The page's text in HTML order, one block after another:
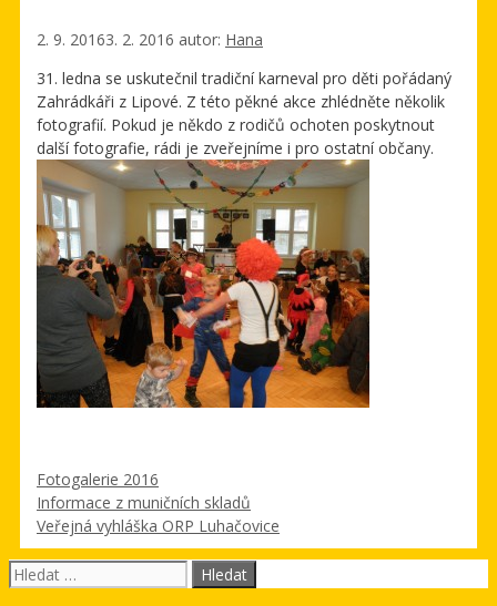
2. 9. 20163. 2. 2016 autor: Hana
31. ledna se uskutečnil tradiční karneval pro děti pořádaný
Zahrádkáři z Lipové. Z této pěkné akce zhlédněte několik
fotografií. Pokud je někdo z rodičů ochoten poskytnout
další fotografie, rádi je zveřejníme i pro ostatní občany.
Rubriky
Fotogalerie 2016
Informace z muničních skladů
Veřejná vyhláška ORP Luhačovice
Hledat: